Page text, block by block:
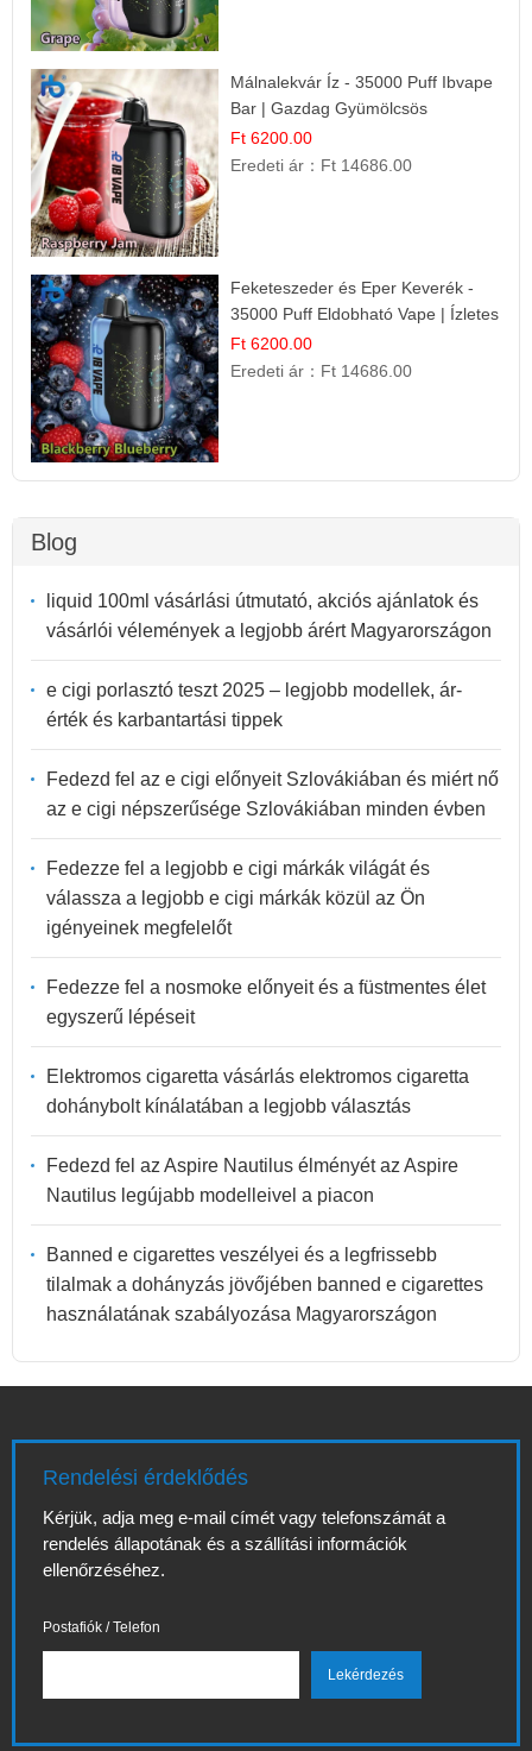
Málnalekvár Íz - 35000 Puff Ibvape
Bar | Gazdag Gyümölcsös
Ízélmény!
Ft 6200.00
Eredeti ár： Ft 14686.00
Feketeszeder és Eper Keverék -
35000 Puff Eldobható Vape | Ízletes
Gyümölcsökombináció!
Ft 6200.00
Eredeti ár： Ft 14686.00
Blog
liquid 100ml vásárlási útmutató, akciós ajánlatok és
vásárlói vélemények a legjobb árért Magyarországon
e cigi porlasztó teszt 2025 – legjobb modellek, ár-
érték és karbantartási tippek
Fedezd fel az e cigi előnyeit Szlovákiában és miért nő
az e cigi népszerűsége Szlovákiában minden évben
Fedezze fel a legjobb e cigi márkák világát és
válassza a legjobb e cigi márkák közül az Ön
igényeinek megfelelőt
Fedezze fel a nosmoke előnyeit és a füstmentes élet
egyszerű lépéseit
Elektromos cigaretta vásárlás elektromos cigaretta
dohánybolt kínálatában a legjobb választás
Fedezd fel az Aspire Nautilus élményét az Aspire
Nautilus legújabb modelleivel a piacon
Banned e cigarettes veszélyei és a legfrissebb
tilalmak a dohányzás jövőjében banned e cigarettes
használatának szabályozása Magyarországon
Rendelési érdeklődés
Kérjük, adja meg e-mail címét vagy telefonszámát a
rendelés állapotának és a szállítási információk
ellenőrzéséhez.
Postafiók / Telefon